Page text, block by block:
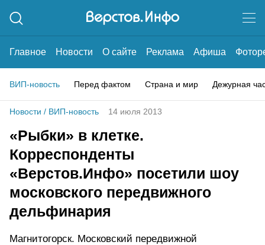
Главное Новости О сайте Реклама Афиша
ВИП-новость Перед фактом Страна и мир Дежурная
Новости / ВИП-новость 14 июля 2013
«Рыбки» в клетке.
Корреспонденты
«Верстов.Инфо» посетили шоу
московского передвижного
дельфинария
Магнитогорск. Московский передвижной